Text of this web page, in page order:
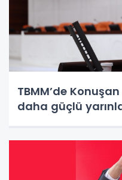
TBMM’de
daha güçlü